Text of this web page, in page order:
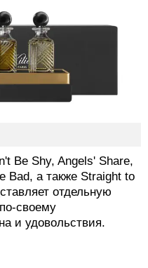
Be Shy, Angels' Share,
Bad, а также Straight to
отдельную
своему
и удовольствия.